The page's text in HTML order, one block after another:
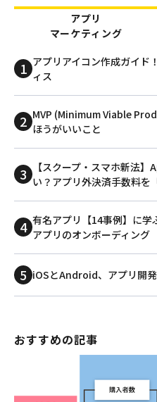
アプリ
マーケティング
アプリアイコン作成ガイド
ィス
MVP (Minimum Viable
ほうがいいこと
【スクープ・スマホ新法
い？アプリ外決済手数料を
有名アプリ【14事例】に学
アプリのオンボーディング
iOSとAndroid、アプリ開
おすすめの記事